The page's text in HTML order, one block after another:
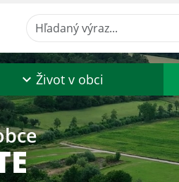
Hľadaný výraz...
Život v obci